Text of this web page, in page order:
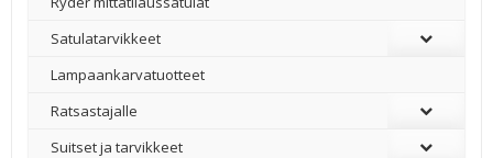
Satulatarvikkeet
–
Lampaankarvatuotteet
Ratsastajalle
Suitset ja tarvikkeet